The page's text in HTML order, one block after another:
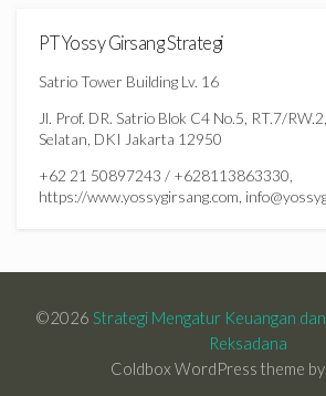
PT Yossy Girsang Strategi
Satrio Tower Building Lv. 16
Jl. Prof. DR. Satrio Blok C4 No.5, RT.7/
Selatan, DKI Jakarta 12950
+62 21 50897243 / +628113863330,
https://www.yossygirsang.com,
©2026 Strategi Mengatur Keuangan
Reksadana
Coldbox WordPress theme by